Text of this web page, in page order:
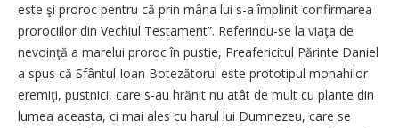
este şi proroc pentru că prin mâna lui s-a împlinit confirmarea
prorociilor din Vechiul Testament”. Referindu-se la viaţa de
nevoinţă a marelui proroc în pustie, Preafericitul Părinte Daniel
a spus că Sfântul Ioan Botezătorul este prototipul monahilor
eremiţi, pustnici, care s-au hrănit nu atât de mult cu plante din
lumea aceasta, ci mai ales cu harul lui Dumnezeu, care se